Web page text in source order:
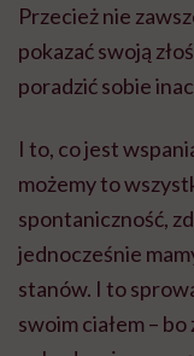
Przecież nie
pokazać swoją
poradzić sobie
I to, co jest
możemy to
spontaniczność,
jednocześnie
stanów. I to
swoim ciałem –